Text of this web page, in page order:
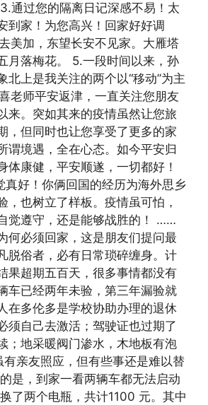
通过您的隔离日记深感不易！太
到家！为您高兴！回家好好调
美加，东望长安不见家。大雁塔
月落梅花。 5.一段时间以来，孙
北上是我关注的两个以“移动”为主
老师平安返津，一直关注您朋友
来。突如其来的疫情虽然让您旅
，但同时也让您享受了更多的家
谓境遇，全在心态。如今平安归
体康健，平安顺遂，一切都好！
真好！你俩回国的经历为海外思乡
，也树立了样板。疫情虽可怕，
觉遵守，还是能够战胜的！ ……
何必须回家，这是朋友们提问最
脱俗者，必有日常琐碎缠身。计
果超期五百天，很多事情都没有
车已经两年未验，第三年漏验就
在多伦多是学校协助办理的退休
须自己去激活；驾驶证也过期了
；地采暖阀门渗水，木地板有泡
亲友照应，但有些事还是难以替
是，到家一看两辆车都无法启动
了两个电瓶，共计1100 元。其中